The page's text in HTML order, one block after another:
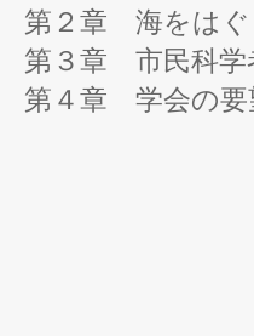
第２章 海をはぐ
第３章 市民科学
第４章 学会の要